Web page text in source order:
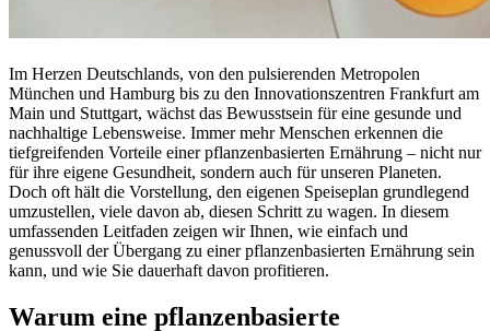
Im Herzen Deutschlands, von den pulsierenden Metropolen
München und Hamburg bis zu den Innovationszentren Frankfurt am
Main und Stuttgart, wächst das Bewusstsein für eine gesunde und
nachhaltige Lebensweise. Immer mehr Menschen erkennen die
tiefgreifenden Vorteile einer pflanzenbasierten Ernährung – nicht nur
für ihre eigene Gesundheit, sondern auch für unseren Planeten.
Doch oft hält die Vorstellung, den eigenen Speiseplan grundlegend
umzustellen, viele davon ab, diesen Schritt zu wagen. In diesem
umfassenden Leitfaden zeigen wir Ihnen, wie einfach und
genussvoll der Übergang zu einer pflanzenbasierten Ernährung sein
kann, und wie Sie dauerhaft davon profitieren.
Warum eine pflanzenbasierte